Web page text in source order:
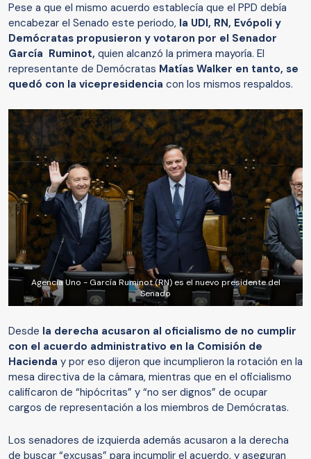
Pese a que el mismo acuerdo establecía que el PPD debía
encabezar el Senado este periodo, la UDI, RN, Evópoli y
Demócratas propusieron y votaron por el Senador
García Ruminot, quien alcanzó la primera mayoría. El
representante de Demócratas Matías Walker en tanto, se
quedó con la vicepresidencia con los mismos respaldos.
Agencia Uno - García Ruminot (RN) es el nuevo presidente del
Senado
Desde la derecha acusaron al oficialismo de no cumplir
con el acuerdo administrativo en la Comisión de
Hacienda y por eso dijeron que incumplieron la rotación en la
mesa directiva de la cámara, mientras que en el oficialismo
calificaron de “hipócritas” y “no ser dignos” de ocupar
cargos de representación a los miembros de Demócratas.
Los senadores de izquierda además acusaron a la derecha
de buscar “excusas” para incumplir el acuerdo, y aseguran